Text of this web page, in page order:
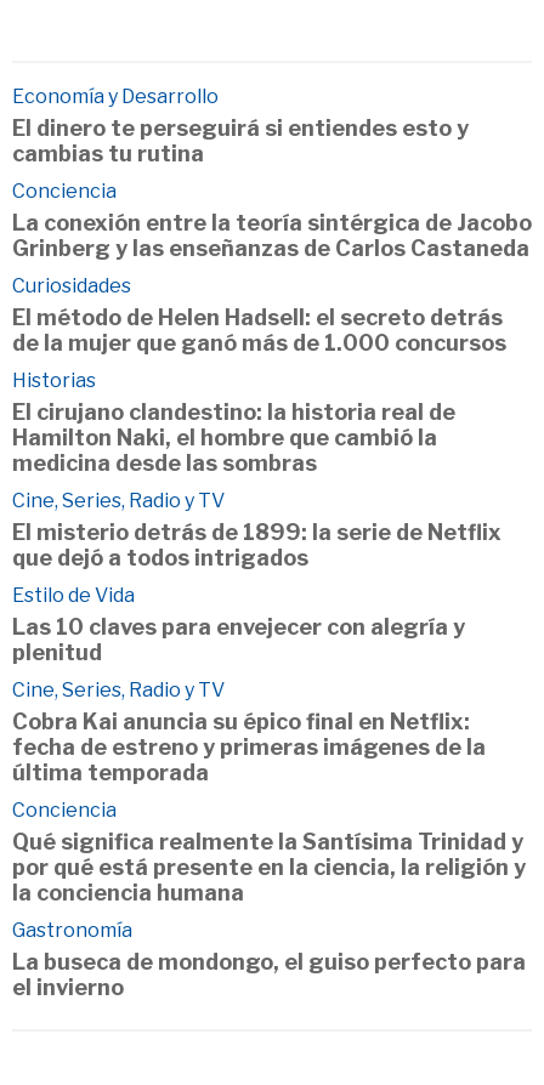
Economía y Desarrollo
El dinero te perseguirá si entiendes esto y
cambias tu rutina
Conciencia
La conexión entre la teoría sintérgica de Jacobo
Grinberg y las enseñanzas de Carlos Castaneda
Curiosidades
El método de Helen Hadsell: el secreto detrás
de la mujer que ganó más de 1.000 concursos
Historias
El cirujano clandestino: la historia real de
Hamilton Naki, el hombre que cambió la
medicina desde las sombras
Cine, Series, Radio y TV
El misterio detrás de 1899: la serie de Netflix
que dejó a todos intrigados
Estilo de Vida
Las 10 claves para envejecer con alegría y
plenitud
Cine, Series, Radio y TV
Cobra Kai anuncia su épico final en Netflix:
fecha de estreno y primeras imágenes de la
última temporada
Conciencia
Qué significa realmente la Santísima Trinidad y
por qué está presente en la ciencia, la religión y
la conciencia humana
Gastronomía
La buseca de mondongo, el guiso perfecto para
el invierno